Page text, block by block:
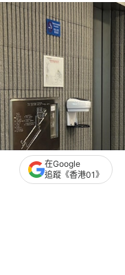
撰文：林子慰
在Google
追蹤《香港01》